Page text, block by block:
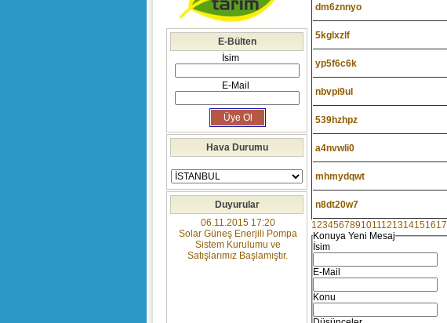
dm6znnyo
5kglxzlf
yp5f6c6k
nbvpi9ul
539hzhpz
a4nvwli0
mhmydqwt
n8dt20w7
1234567891011121314151617
Konuya Yeni Mesaj
İsim
E-Mail
Konu
E-Bülten
İsim
E-Mail
Hava Durumu
Duyurular
06.11.2015 17:20
Solar Güneş Enerjili Pompa
Sistem Kurulumu ve
Satışlarımız Başlamıştır.